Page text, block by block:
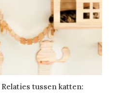
tussen katten: